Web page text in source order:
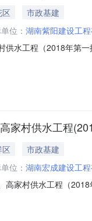
市政基建
位： 湖南紫阳建设工
供水工程（2018年第
2018年第一批）预算
家村供水工程
市政基建
位： 湖南宏成建设工
高家村供水工程（
坳坪村、高家村供水